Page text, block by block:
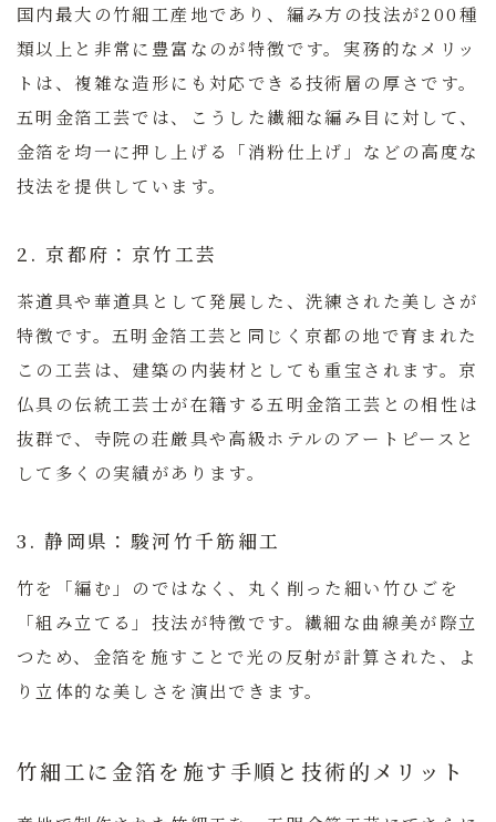
国内最大の竹細工産地であり、編み方の技法が200種
類以上と非常に豊富なのが特徴です。実務的なメリッ
トは、複雑な造形にも対応できる技術層の厚さです。
五明金箔工芸では、こうした繊細な編み目に対して、
金箔を均一に押し上げる「消粉仕上げ」などの高度な
技法を提供しています。
2. 京都府：京竹工芸
茶道具や華道具として発展した、洗練された美しさが
特徴です。五明金箔工芸と同じく京都の地で育まれた
この工芸は、建築の内装材としても重宝されます。京
仏具の伝統工芸士が在籍する五明金箔工芸との相性は
抜群で、寺院の荘厳具や高級ホテルのアートピースと
して多くの実績があります。
3. 静岡県：駿河竹千筋細工
竹を「編む」のではなく、丸く削った細い竹ひごを
「組み立てる」技法が特徴です。繊細な曲線美が際立
つため、金箔を施すことで光の反射が計算された、よ
り立体的な美しさを演出できます。
竹細工に金箔を施す手順と技術的メリット